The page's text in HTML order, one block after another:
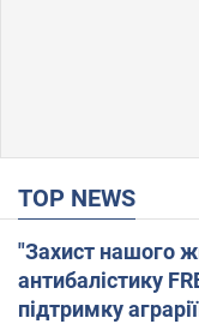
TOP NEWS
"Захист нашого
антибалістику
підтримку